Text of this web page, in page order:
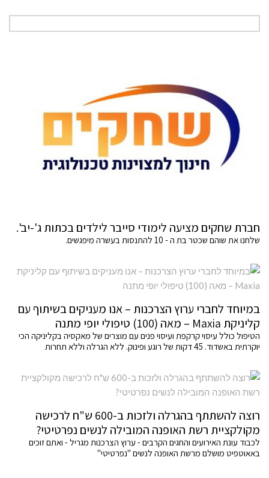
חברת שחקים מציעה לימודי סייבר לילדים בכתות ג'-יב'.
שלחנו את שוהם שכטר בת ה - 10 להתנסות בעשרה מיפגשים.
במיוחד לחברי ערוץ הצרכנות – אנו מעניקים בשיתוף עם
קליניקת Maxia – מאה (100) טיפולי יופי מתנה
הטיפול כולל עיסוי קרקפת ועיסוי פנים עם מוצרים של מאקסיה בקליניקה הכי
יוקרתית באשדוד. 45 דקות של רוגע ופינוק. ללא הגרלה וללא תחרות
רוצה להשתתף בהגרלה ולזכות ב-600 ש"ח לרכישה
מקולקציית רשת האופנה המובילה לנשים נפרטיטי?
לכבוד עונת האירועים והחגים הקרבים - ערוץ הצרכנות מגריל - ואתם זוכים
באאוטפיט מושלם מרשת האופנה לנשים "נפרטיטי"